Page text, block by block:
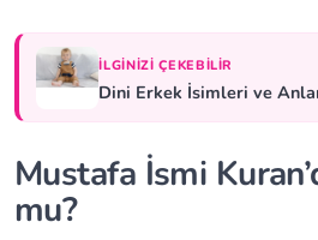
İLGINIZI ÇEKEBILIR
Dini Erkek İsimleri ve
Mustafa İsmi
mu?